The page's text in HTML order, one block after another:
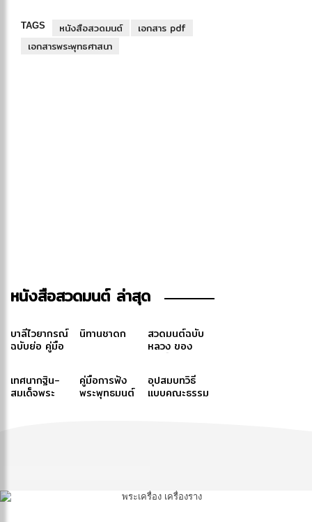
TAGS หนังสือสวดมนต์
เอกสาร pdf
เอกสารพระพุทธศาสนา
หนังสือสวดมนต์ ล่าสุด
บาลีไวยากรณ์
ฉบับย่อ คู่มือ
ประกอบการ
สำหรับประโยค
๑-๒ และ ป.ธ.
นิทานชาดก
สวดมนต์ฉบับ
หลวง ของ
สมเด็จพระ
สังฆราช (ปุสฺส
เทว)-สมเด็จ
พระสังฆราช
เทศนากฐิน-
สมเด็จพระ
คู่มือการฟัง
พระพุทธมนต์
อุปสมบทวิธี
แบบคณะธรรม